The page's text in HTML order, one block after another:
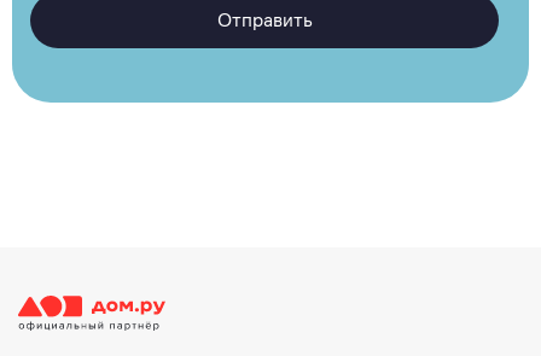
Отправить